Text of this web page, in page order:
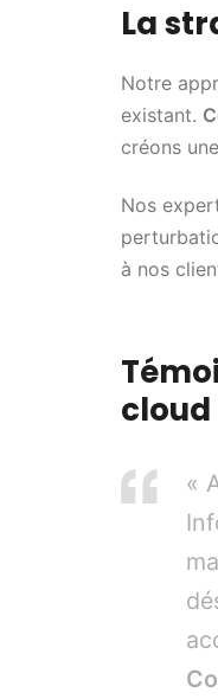
La
Notre
existant.
créons
Nos
à nos
cloud
«